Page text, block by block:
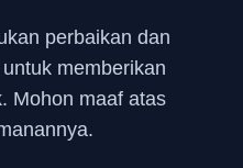
perbaikan dan
memberikan
Mohon maaf atas